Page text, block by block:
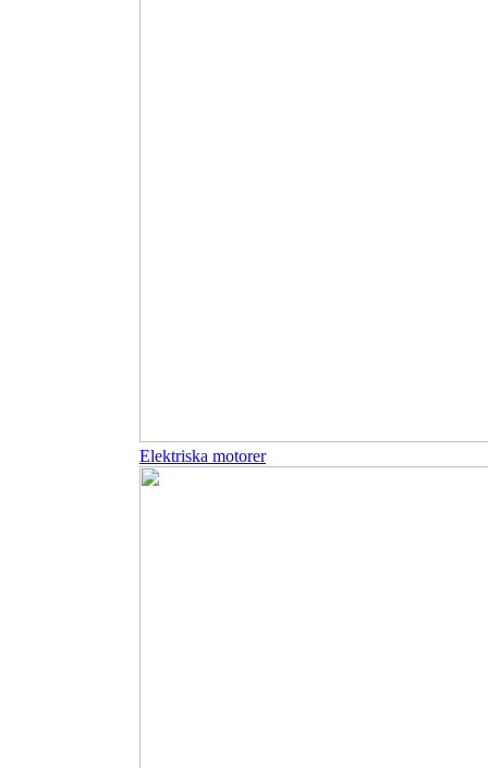
Elektriska motorer